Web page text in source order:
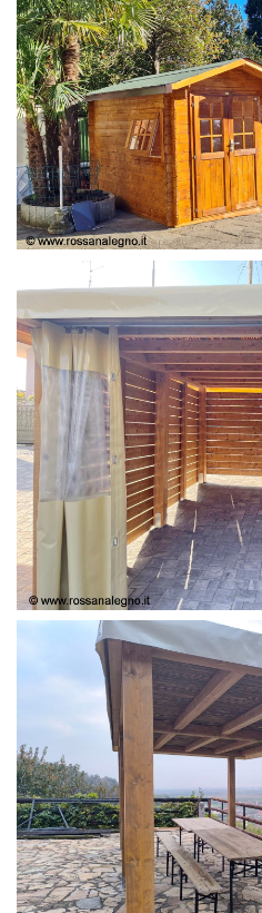
CASETTA E COPERTURA AUTO